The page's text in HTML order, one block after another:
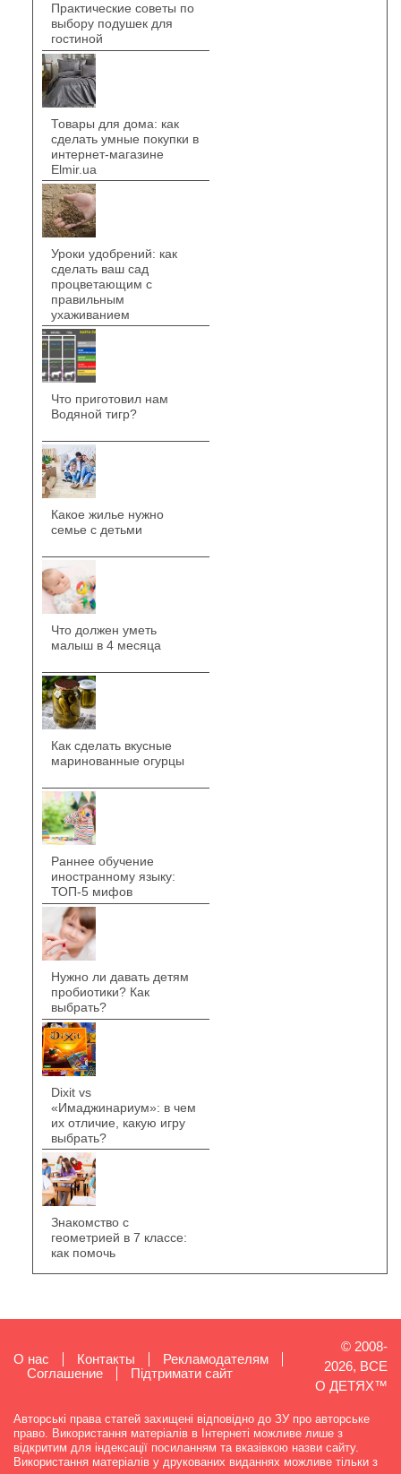
Практические советы по
выбору подушек для
гостиной
Товары для дома: как
сделать умные покупки в
интернет-магазине
Elmir.ua
Уроки удобрений: как
сделать ваш сад
процветающим с
правильным
ухаживанием
Что приготовил нам
Водяной тигр?
Какое жилье нужно
семье с детьми
Что должен уметь
малыш в 4 месяца
Как сделать вкусные
маринованные огурцы
Раннее обучение
иностранному языку:
ТОП-5 мифов
Нужно ли давать детям
пробиотики? Как
выбрать?
Dixit vs
«Имаджинариум»: в чем
их отличие, какую игру
выбрать?
Знакомство с
геометрией в 7 классе:
как помочь
О нас Контакты
Рекламодателям
Cоглашение
Підтримати сайт
© 2008-
2026, ВСЕ
О ДЕТЯХ™
Авторські права статей захищені відповідно до ЗУ про авторське
право. Використання матеріалів в Інтернеті можливе лише з
відкритим для індексації посиланням та вказівкою назви сайту.
Використання матеріалів у друкованих виданнях можливе тільки з